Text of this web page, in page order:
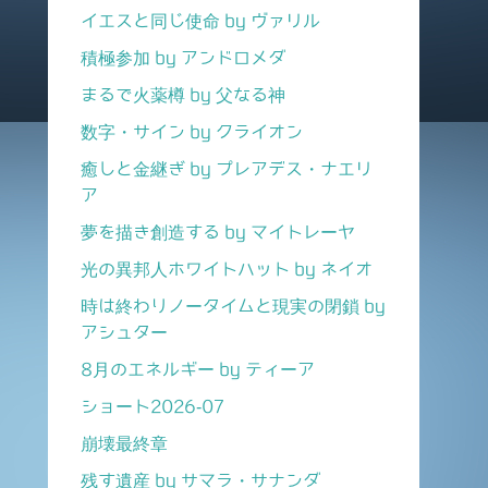
イエスと同じ使命 by ヴァリル
積極参加 by アンドロメダ
まるで火薬樽 by 父なる神
数字・サイン by クライオン
癒しと金継ぎ by プレアデス・ナエリ
ア
夢を描き創造する by マイトレーヤ
光の異邦人ホワイトハット by ネイオ
時は終わりノータイムと現実の閉鎖 by
アシュター
8月のエネルギー by ティーア
ショート2026-07
崩壊最終章
残す遺産 by サマラ・サナンダ